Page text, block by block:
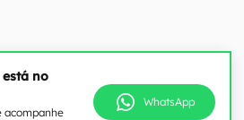
no
acompanhe
WhatsApp